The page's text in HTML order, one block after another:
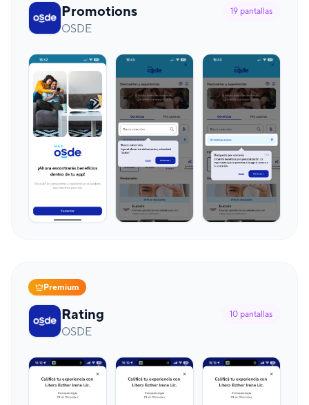
Promotions
OSDE
19 pantallas
Premium
Rating
OSDE
10 pantallas